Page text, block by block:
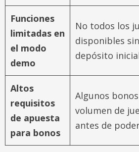
Funciones
limitadas en
el modo
demo
No todos los
disponibles
depósito
Altos
requisitos
de apuesta
para bonos
Algunos
volumen de
antes de